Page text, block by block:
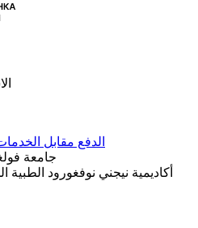
الدفع مقابل
© 2009-2023
أكاديمية نيجني نوفغورود